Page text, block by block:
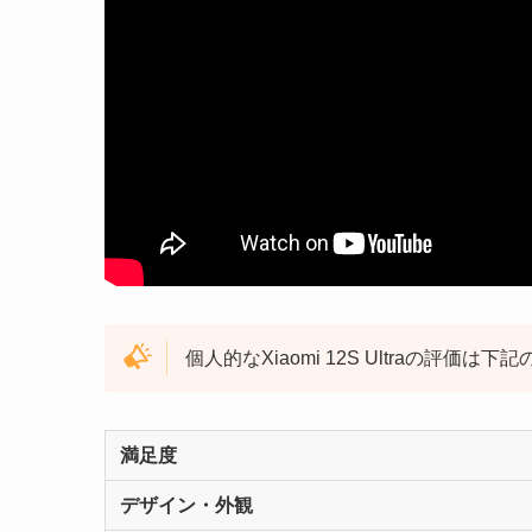
個人的なXiaomi 12S Ultraの評価は下記
満足度
デザイン・外観